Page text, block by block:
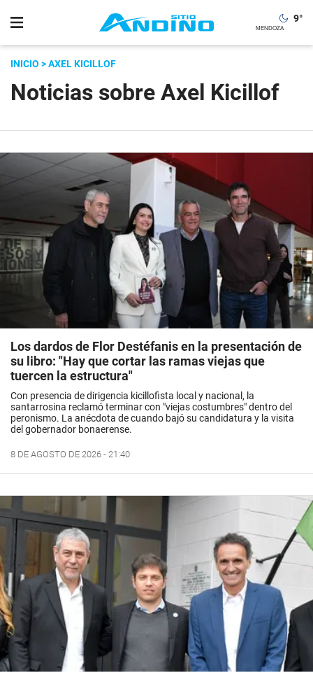
9°
INICIO > AXEL KICILLOF
Noticias sobre Axel Kicillof
Los dardos de Flor Destéfanis en la presentación de
su libro: "Hay que cortar las ramas viejas que
tuercen la estructura"
Con presencia de dirigencia kicillofista local y nacional, la
santarrosina reclamó terminar con "viejas costumbres" dentro del
peronismo. La anécdota de cuando bajó su candidatura y la visita
del gobernador bonaerense.
8 DE AGOSTO DE 2026 - 21:40